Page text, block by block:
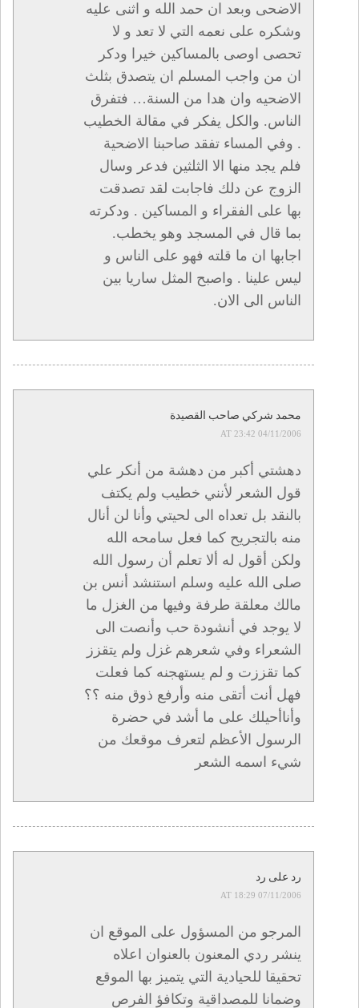
الاضحى وبعد ان حمد الله و اثنى عليه
وشكره على نعمه التي لا تعد و لا
تحصى اوصى بالمساكين خيرا ودكر
ان من واجب المسلم ان يتصدق بثلث
الاضحيه وان هدا من السنة… فتفرق
الناس. والكل يفكر في مقالة الخطيب
. وفي المساء تفقد صاحبنا الاضحية
فلم يجد منها الا الثلثين فدعر وسال
الزوج عن دلك فاجابت لقد تصدقت
بها على الفقراء و المساكين . ودكرته
بما قال في المسجد وهو يخطب.
اجابها ان ما قلته فهو على الناس و
ليس علينا . واصبح المثل ساريا بين
الناس الى الان.
محمد شركي صاحب القصيدة
04/11/2006 AT 23:42
دهشتي أكبر من دهشة من أنكر علي
قول الشعر لأنني خطيب ولم يكتف
بالنقد بل تعداه الى لحيتي وأنا لن أنال
منه بالتجريح كما فعل سامحه الله
ولكن أقول له ألا تعلم أن رسول الله
صلى الله عليه وسلم استنشد أنس بن
مالك معلقة طرفة وفيها من الغزل ما
لا يوجد في أنشودة حب وأنصت الى
الشعراء وفي شعرهم غزل ولم يتقزز
كما تقززت و لم يستهجنه كما فعلت
فهل أنت أتقى منه وأرفع ذوق منه ؟؟
وأناأحيلك على ما أشد في حضرة
الرسول الأعظم لتعرف موقعك من
شيء اسمه الشعر
رد على رد
07/11/2006 AT 18:29
المرجو من المسؤول على الموقع ان
ينشر ردي المعنون بالعنوان اعلاه
تحقيقا للحيادية التي يتميز بها الموقع
وضمانا للمصداقية وتكافؤ الفرص